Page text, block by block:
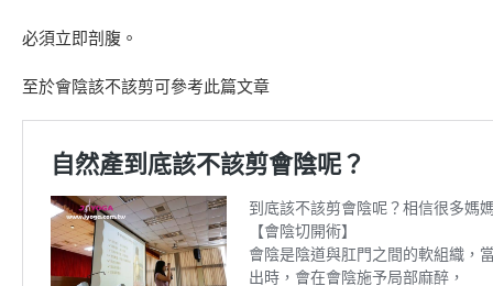
必須立即剖腹。
至於會陰該不該剪可參考此篇文章